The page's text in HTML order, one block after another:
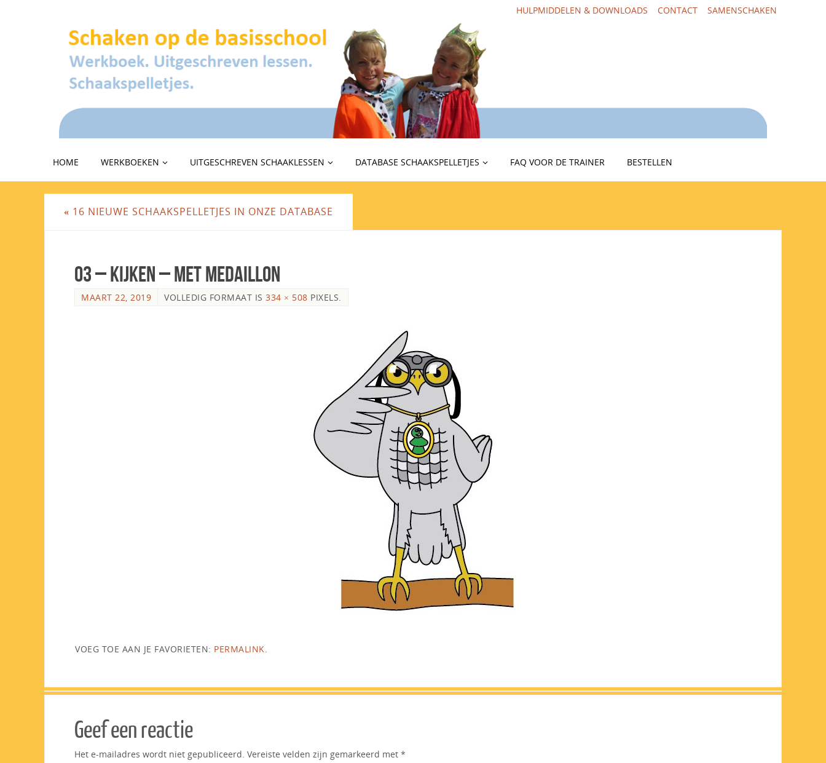
HULPMIDDELEN & DOWNLOADS CONTACT SAMENSCHAKEN
HOME WERKBOEKEN UITGESCHREVEN SCHAAKLESSEN DATABASE SCHAAKSPELLETJES FAQ VOOR DE TRAINER BESTELLEN
« 16 NIEUWE SCHAAKSPELLETJES IN ONZE DATABASE
03 – Kijken – met medaillon
MAART 22, 2019 VOLLEDIG FORMAAT IS 334 × 508 PIXELS.
VOEG TOE AAN JE FAVORIETEN: PERMALINK
Geef een reactie
Het e-mailadres wordt niet gepubliceerd. Vereiste velden zijn gemarkeerd met *